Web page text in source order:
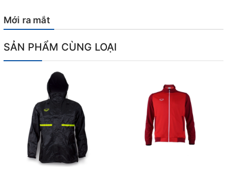
Mới ra mắt
SẢN PHẨM CÙNG LOẠI